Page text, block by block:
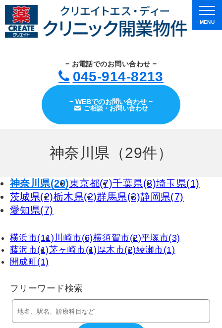
− お電話でのお問い合わせ −
045-914-8213
− WEBでのお問い合わせ −
ご相談・お問い合わせ
MENU
神奈川県（29件）
神奈川県(29)東京都(7)千葉県(8)埼玉県(1)
茨城県(2)栃木県(2)群馬県(3)静岡県(7)
愛知県(7)
横浜市(11) 川崎市(6)横須賀市(2)平塚市(3)
藤沢市(1)茅ヶ崎市(1)厚木市(2)綾瀬市(1)
開成町(1)
フリーワード検索